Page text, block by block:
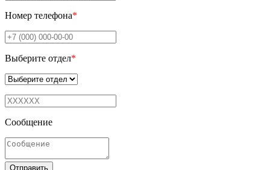
Номер телефона*
Выберите отдел*
Сообщение
Отправить